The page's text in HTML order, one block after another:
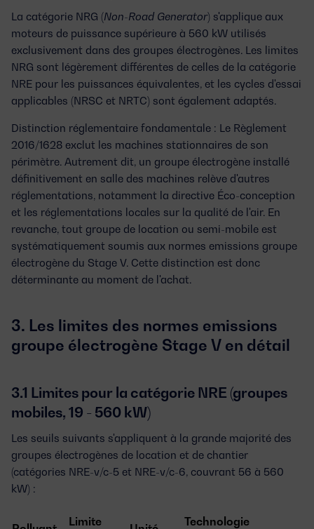
La catégorie NRG (Non-Road Generator) s'applique aux
moteurs de puissance supérieure à 560 kW utilisés
exclusivement dans des groupes électrogènes . Les limites
NRG sont légèrement différentes de celles de la catégorie
NRE pour les puissances équivalentes, et les cycles d'essai
applicables (NRSC et NRTC) sont également adaptés.
Distinction réglementaire fondamentale : Le Règlement
2016/1628 exclut les machines stationnaires de son
périmètre. Autrement dit, un groupe électrogène installé
définitivement en salle des machines relève d'autres
réglementations, notamment la directive Éco-conception
et les réglementations locales sur la qualité de l'air. En
revanche, tout groupe de location ou semi-mobile est
systématiquement soumis aux normes emissions groupe
électrogène du Stage V. Cette distinction est donc
déterminante au moment de l'achat.
3. Les limites des normes emissions
groupe électrogène Stage V en détail
3.1 Limites pour la catégorie NRE (groupes
mobiles, 19 - 560 kW)
Les seuils suivants s'appliquent à la grande majorité des
groupes électrogènes de location et de chantier
(catégories NRE-v/c-5 et NRE-v/c-6, couvrant 56 à 560
kW) :
Limite
Technologie